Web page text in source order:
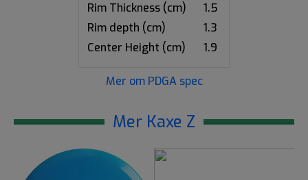
Rim Thickness (cm)
1.5
Rim depth (cm)
1.3
Center Height (cm)
1.9
Mer om PDGA spec
Mer Kaxe Z